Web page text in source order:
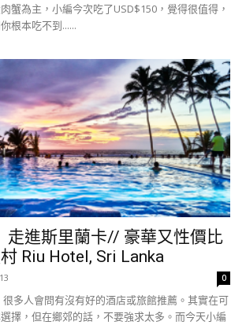
蟹為主，小編今次吃了USD$150，覺得很值得，
根本吃不到......
走進斯里蘭卡// 豪華又性價比
Riu Hotel, Sri Lanka
0
多人會問有沒有好的酒店或旅館推薦。其實在可
擇，但在鄉郊的話，不要強求太多。而今天小編